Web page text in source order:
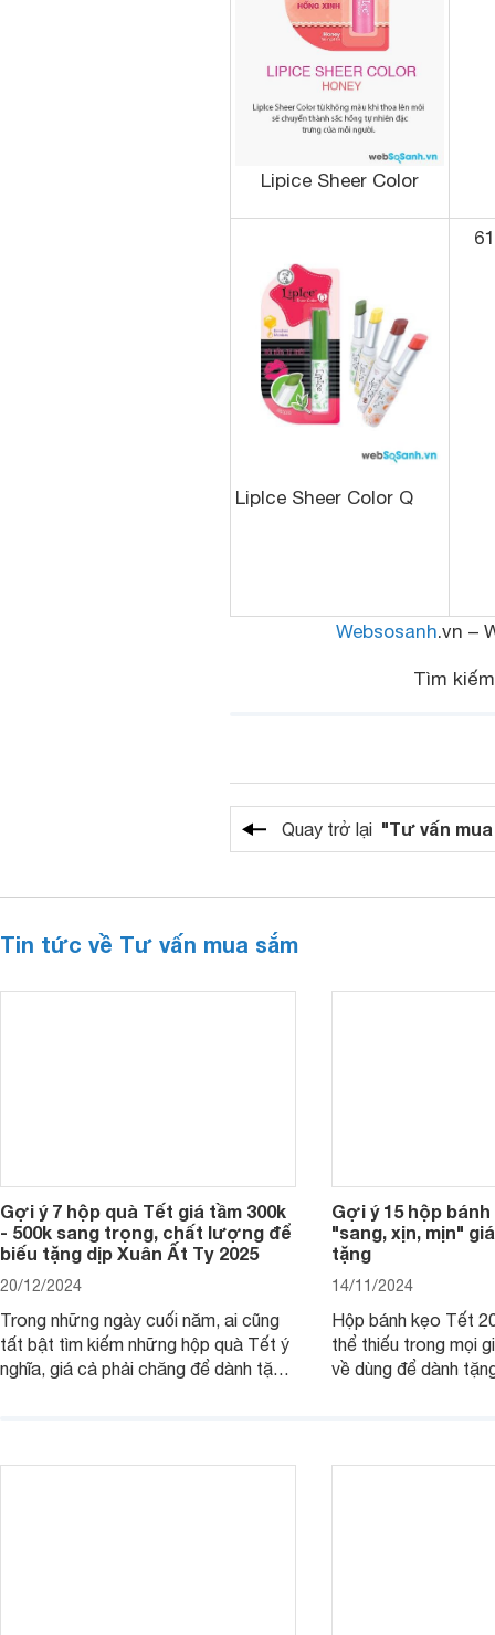
Lipice Sheer Color
LipIce Sheer Color Q
Websosanh.vn –
Tìm
Quay trở lại "Tư vấn
Tin tức về Tư vấn mua sắm
Gợi ý 7 hộp quà Tết giá tầm 300k
- 500k sang trọng, chất lượng để
biếu tặng dịp Xuân Ất Tỵ 2025
20/12/2024
Trong những ngày cuối năm, ai cũng
tất bật tìm kiếm những hộp quà Tết ý
nghĩa, giá cả phải chăng để dành tặng
- 500k đẹp mắt nhé.
Gợi ý 15 hộp
"sang, xịn, mịn"
tặng
14/11/2024
Hộp bánh kẹo Tết
thể thiếu trong mọi
về dùng để dành
2025 mới vừa sang,